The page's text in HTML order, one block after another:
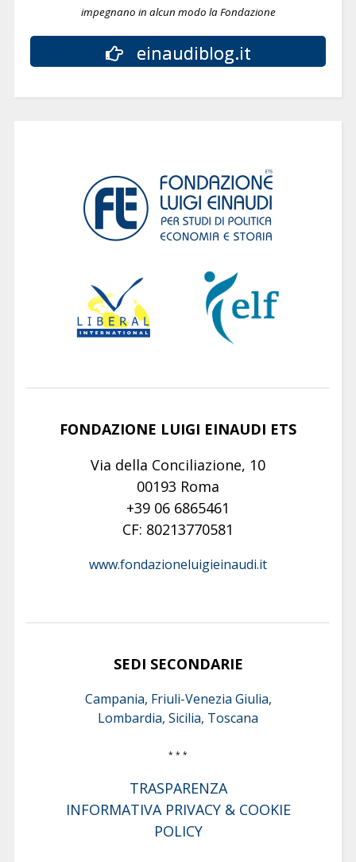
impegnano in alcun modo la Fondazione
einaudiblog.it
FONDAZIONE LUIGI EINAUDI ETS
Via della Conciliazione, 10
00193 Roma
+39 06 6865461
CF: 80213770581
www.fondazioneluigieinaudi.it
SEDI SECONDARIE
Campania, Friuli-Venezia Giulia,
Lombardia, Sicilia, Toscana
* * *
TRASPARENZA
INFORMATIVA PRIVACY & COOKIE
POLICY